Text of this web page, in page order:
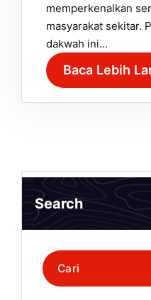
memperkenalkan
masyarakat sekitar.
dakwah ini…
Baca Lebih
Search
Pencarian
untuk: